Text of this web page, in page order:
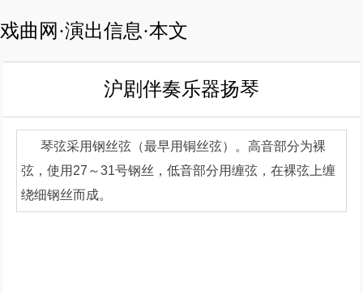
戏曲网·演出信息·本文
沪剧伴奏乐器扬琴
琴弦采用钢丝弦（最早用铜丝弦）。高音部分为裸
弦，使用27～31号钢丝，低音部分用缠弦，在裸弦上缠
绕细钢丝而成。